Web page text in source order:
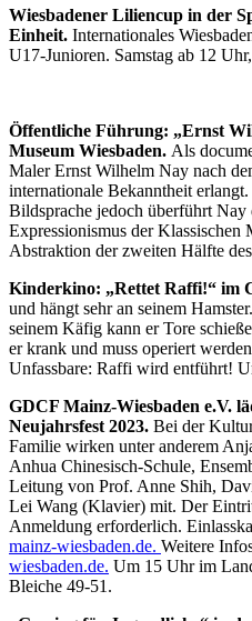
Wiesbadener Liliencup in der
Einheit. Internationales
U17-Junioren. Samstag ab 12
Öffentliche Führung: „Ernst
Museum Wiesbaden. Als
Maler Ernst Wilhelm Nay nach
internationale Bekanntheit
Bildsprache jedoch überführt
Expressionismus der Klassischen
Abstraktion der zweiten Hälfte
Kinderkino: „Rettet Raffi!“ im
und hängt sehr an seinem
seinem Käfig kann er Tore
er krank und muss operiert
Unfassbare: Raffi wird entführt!
GDCF Mainz-Wiesbaden e.V.
Neujahrsfest 2023. Bei der
Familie wirken unter anderem
Anhua Chinesisch-Schule,
Leitung von Prof. Anne Shih,
Lei Wang (Klavier) mit. Der
Anmeldung erforderlich.
mainz-wiesbaden.de. Weitere
wiesbaden.de. Um 15 Uhr im
Bleiche 49-51.